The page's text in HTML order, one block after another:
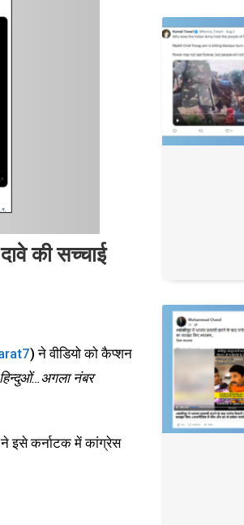
की सच्चाई
) ने वीडियो को कैप्शन
नंबर
इसे कर्नाटक में कांग्रेस